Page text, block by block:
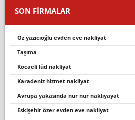
SON FİRMALAR
öz yazıcıoğlu evden eve nakliyat
taşıma
kocaeli lüd nakliyat
karadeniz hizmet nakliyat
avrupa yakasinda nur nur nakliyayat
eski̇şehi̇r özer evden eve nakli̇yat